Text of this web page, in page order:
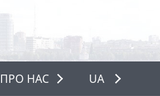
ПРО НАС
UA